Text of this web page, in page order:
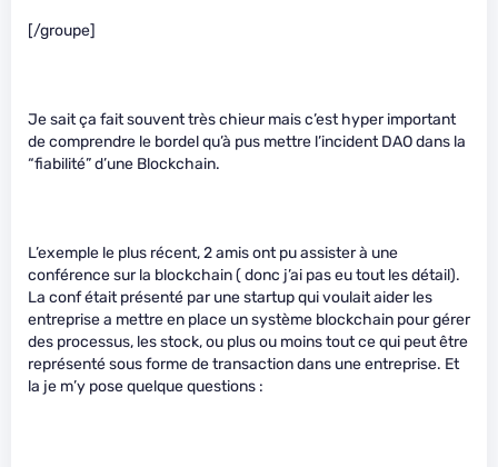
[/groupe]
Je sait ça fait souvent très chieur mais c’est hyper important
de comprendre le bordel qu’à pus mettre l’incident DAO dans la
“fiabilité” d’une Blockchain.
L’exemple le plus récent, 2 amis ont pu assister à une
conférence sur la blockchain ( donc j’ai pas eu tout les détail).
La conf était présenté par une startup qui voulait aider les
entreprise a mettre en place un système blockchain pour gérer
des processus, les stock, ou plus ou moins tout ce qui peut être
représenté sous forme de transaction dans une entreprise. Et
la je m’y pose quelque questions :